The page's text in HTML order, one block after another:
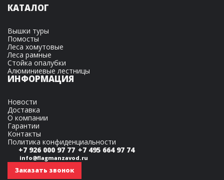
КАТАЛОГ
Вышки туры
Помосты
Леса хомутовые
Леса рамные
Стойка опалубки
Алюминиевые лестницы
ИНФОРМАЦИЯ
Новости
Доставка
О компании
Гарантии
Контакты
Политика конфиденциальности
+7 926 000 97 77 +7 495 664 97 74
info@flagmanzavod.ru
Заказать звонок